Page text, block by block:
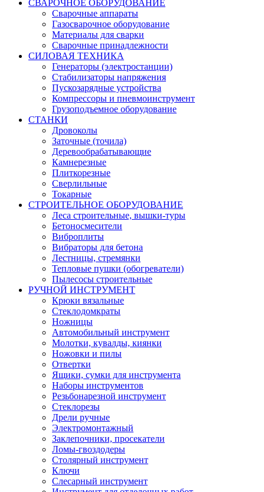
СВАРОЧНОЕ ОБОРУДОВАНИЕ
Сварочные аппараты
Газосварочное оборудование
Материалы для сварки
Сварочные принадлежности
СИЛОВАЯ ТЕХНИКА
Генераторы (электростанции)
Стабилизаторы напряжения
Пускозарядные устройства
Компрессоры и пневмоинструмент
Грузоподъемное оборудование
СТАНКИ
Дровоколы
Заточные (точила)
Деревообрабатывающие
Камнерезные
Плиткорезные
Сверлильные
Токарные
СТРОИТЕЛЬНОЕ ОБОРУДОВАНИЕ
Леса строительные, вышки-туры
Бетоносмесители
Виброплиты
Вибраторы для бетона
Лестницы, стремянки
Тепловые пушки (обогреватели)
Пылесосы строительные
РУЧНОЙ ИНСТРУМЕНТ
Крюки вязальные
Стеклодомкраты
Ножницы
Автомобильный инструмент
Молотки, кувалды, киянки
Ножовки и пилы
Отвертки
Ящики, сумки для инструмента
Наборы инструментов
Резьбонарезной инструмент
Стеклорезы
Дрели ручные
Электромонтажный
Заклепочники, просекатели
Ломы-гвоздодеры
Столярный инструмент
Ключи
Слесарный инструмент